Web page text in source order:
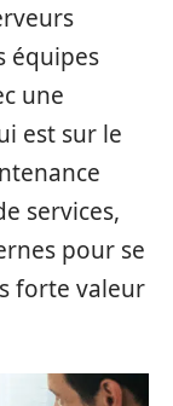
équipes
une
est sur le
services,
pour se
forte valeur